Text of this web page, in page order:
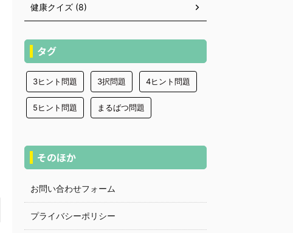
健康クイズ (8)
タグ
3ヒント問題 3択問題 4ヒント問題
5ヒント問題 まるばつ問題
そのほか
お問い合わせフォーム
プライバシーポリシー